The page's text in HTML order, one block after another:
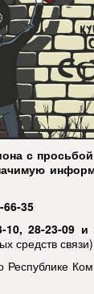
с
35
10, 28-23-09 и
средств связи)
Республике